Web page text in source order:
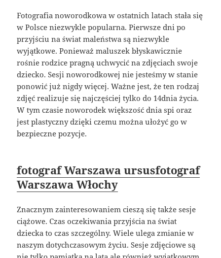
Fotografia noworodkowa w ostatnich latach stała się
w Polsce niezwykle popularna. Pierwsze dni po
przyjściu na świat maleństwa są niezwykle
wyjątkowe. Ponieważ maluszek błyskawicznie
rośnie rodzice pragną uchwycić na zdjęciach swoje
dziecko. Sesji noworodkowej nie jesteśmy w stanie
ponowić już nigdy więcej. Ważne jest, że ten rodzaj
zdjęć realizuje się najczęściej tylko do 14dnia życia.
W tym czasie noworodek większość dnia spi oraz
jest plastyczny dzięki czemu można ułożyć go w
bezpieczne pozycje.
fotograf Warszawa ursusfotograf
Warszawa Włochy
Znacznym zainteresowaniem cieszą się także sesje
ciążowe. Czas oczekiwania przyjścia na świat
dziecka to czas szczególny. Wiele ulega zmianie w
naszym dotychczasowym życiu. Sesje zdjęciowe są